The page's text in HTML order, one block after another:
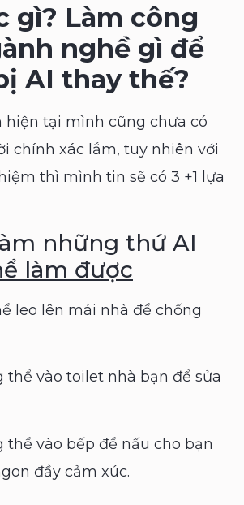
gì? Làm công
nghề gì để
AI thay thế?
tại mình cũng chưa có
chính xác lắm, tuy nhiên với
thì mình tin sẽ có 3 +1 lựa
những thứ AI
làm được
leo lên mái nhà để chống
thể vào toilet nhà bạn để sửa
thể vào bếp để nấu cho bạn
đầy cảm xúc.